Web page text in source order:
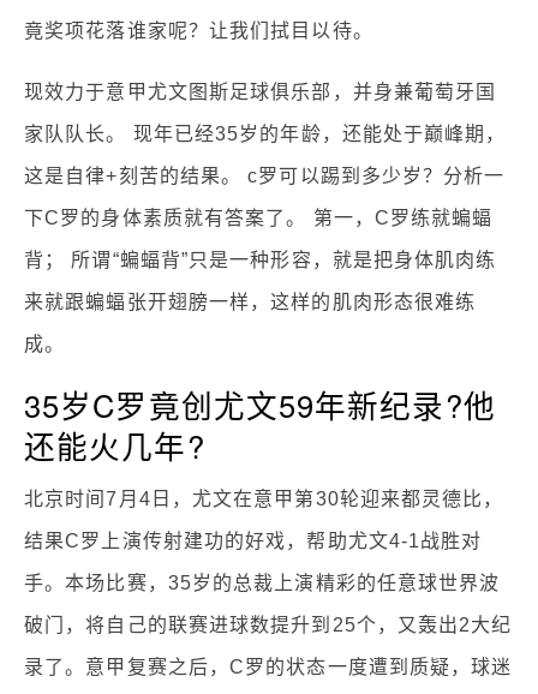
竟奖项花落谁家呢？让我们拭目以待。
现效力于意甲尤文图斯足球俱乐部，并身兼葡萄牙国
家队队长。 现年已经35岁的年龄，还能处于巅峰期，
这是自律+刻苦的结果。 c罗可以踢到多少岁？分析一
下C罗的身体素质就有答案了。 第一，C罗练就蝙蝠
背； 所谓“蝙蝠背”只是一种形容，就是把身体肌肉练
来就跟蝙蝠张开翅膀一样，这样的肌肉形态很难练
成。
35岁C罗竟创尤文59年新纪录?他
还能火几年?
北京时间7月4日，尤文在意甲第30轮迎来都灵德比，
结果C罗上演传射建功的好戏，帮助尤文4-1战胜对
手。本场比赛，35岁的总裁上演精彩的任意球世界波
破门，将自己的联赛进球数提升到25个，又轰出2大纪
录了。意甲复赛之后，C罗的状态一度遭到质疑，球迷